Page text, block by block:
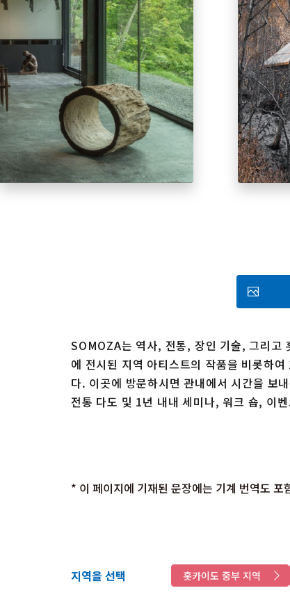
SOMOZA는 역사, 전통, 장인 기술, 그리고
에 전시된 지역 아티스트의 작품을 비롯하
다. 이곳에 방문하시면 관내에서 시간을 보
전통 다도 및 1년 내내 세미나, 워크 숍, 이
* 이 페이지에 기재된 문장에는 기계 번역도
지역을 선택 홋카이도 중부 지역